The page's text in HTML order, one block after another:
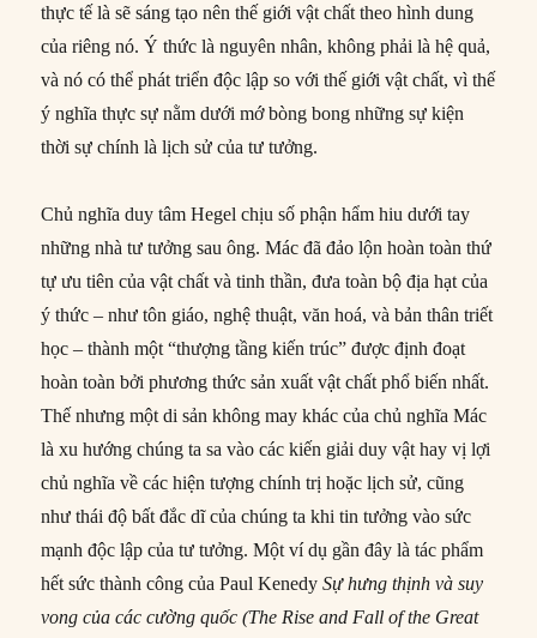
thực tế là sẽ sáng tạo nên thế giới vật chất theo hình dung
của riêng nó. Ý thức là nguyên nhân, không phải là hệ quả,
và nó có thể phát triển độc lập so với thế giới vật chất, vì thế
ý nghĩa thực sự nằm dưới mớ bòng bong những sự kiện
thời sự chính là lịch sử của tư tưởng.
Chủ nghĩa duy tâm Hegel chịu số phận hẩm hiu dưới tay
những nhà tư tưởng sau ông. Mác đã đảo lộn hoàn toàn thứ
tự ưu tiên của vật chất và tinh thần, đưa toàn bộ địa hạt của
ý thức – như tôn giáo, nghệ thuật, văn hoá, và bản thân triết
học – thành một “thượng tầng kiến trúc” được định đoạt
hoàn toàn bởi phương thức sản xuất vật chất phổ biến nhất.
Thế nhưng một di sản không may khác của chủ nghĩa Mác
là xu hướng chúng ta sa vào các kiến giải duy vật hay vị lợi
chủ nghĩa về các hiện tượng chính trị hoặc lịch sử, cũng
như thái độ bất đắc dĩ của chúng ta khi tin tưởng vào sức
mạnh độc lập của tư tưởng. Một ví dụ gần đây là tác phẩm
hết sức thành công của Paul KenedySự hưng thịnh và suy
vong của các cường quốc (The Rise and Fall of the Great